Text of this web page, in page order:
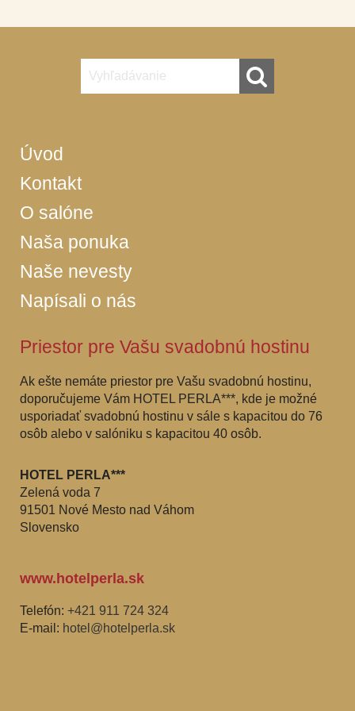
Úvod
Kontakt
O salóne
Naša ponuka
Naše nevesty
Napísali o nás
Priestor pre Vašu svadobnú hostinu
Ak ešte nemáte priestor pre Vašu svadobnú hostinu,
doporučujeme Vám HOTEL PERLA***, kde je možné
usporiadať svadobnú hostinu v sále s kapacitou do 76
osôb alebo v salóniku s kapacitou 40 osôb.
HOTEL PERLA***
Zelená voda 7
91501 Nové Mesto nad Váhom
Slovensko
www.hotelperla.sk
Telefón: +421 911 724 324
E-mail: hotel@hotelperla.sk